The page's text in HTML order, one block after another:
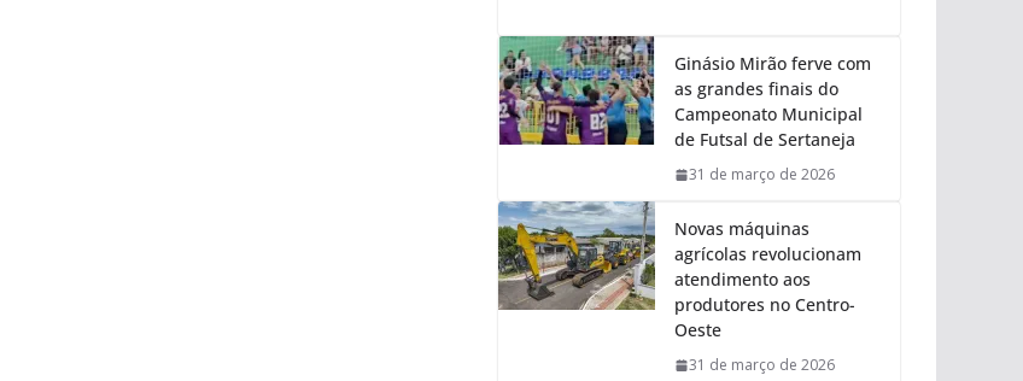
Ginásio Mirão ferve com
as grandes finais do
Campeonato Municipal
de Futsal de Sertaneja
31 de março de 2026
Novas máquinas
agrícolas revolucionam
atendimento aos
produtores no Centro-
Oeste
31 de março de 2026